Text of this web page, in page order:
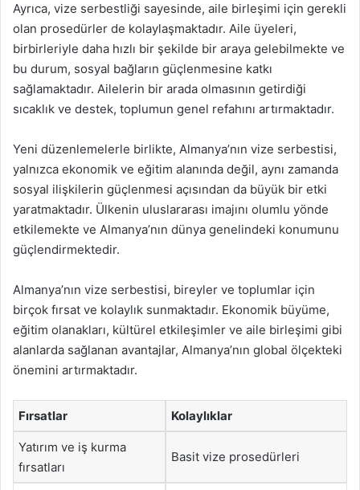
Ayrıca, vize serbestliği sayesinde, aile birleşimi için gerekli
olan prosedürler de kolaylaşmaktadır. Aile üyeleri,
birbirleriyle daha hızlı bir şekilde bir araya gelebilmekte ve
bu durum, sosyal bağların güçlenmesine katkı
sağlamaktadır. Ailelerin bir arada olmasının getirdiği
sıcaklık ve destek, toplumun genel refahını artırmaktadır.
Yeni düzenlemelerle birlikte, Almanya’nın vize serbestisi,
yalnızca ekonomik ve eğitim alanında değil, aynı zamanda
sosyal ilişkilerin güçlenmesi açısından da büyük bir etki
yaratmaktadır. Ülkenin uluslararası imajını olumlu yönde
etkilemekte ve Almanya’nın dünya genelindeki konumunu
güçlendirmektedir.
Almanya’nın vize serbestisi, bireyler ve toplumlar için
birçok fırsat ve kolaylık sunmaktadır. Ekonomik büyüme,
eğitim olanakları, kültürel etkileşimler ve aile birleşimi gibi
alanlarda sağlanan avantajlar, Almanya’nın global ölçekteki
önemini artırmaktadır.
Fırsatlar Kolaylıklar
Yatırım ve iş kurma
fırsatları
Basit vize prosedürleri